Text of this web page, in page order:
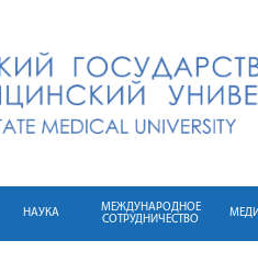
НАУКА
МЕЖДУНАРОДНОЕ
СОТРУДНИЧЕСТВО